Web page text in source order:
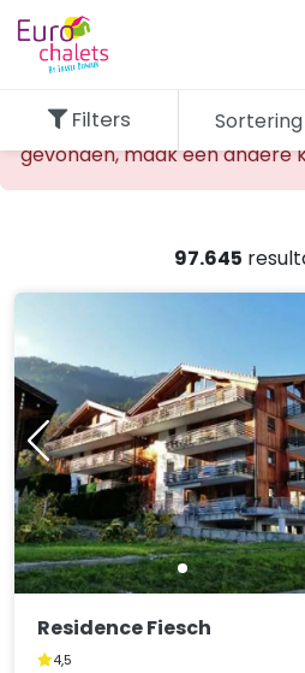
De opgevraagde
gevonden, maak een andere
97.645
Filters Sortering
Residence Fiesch
4,5